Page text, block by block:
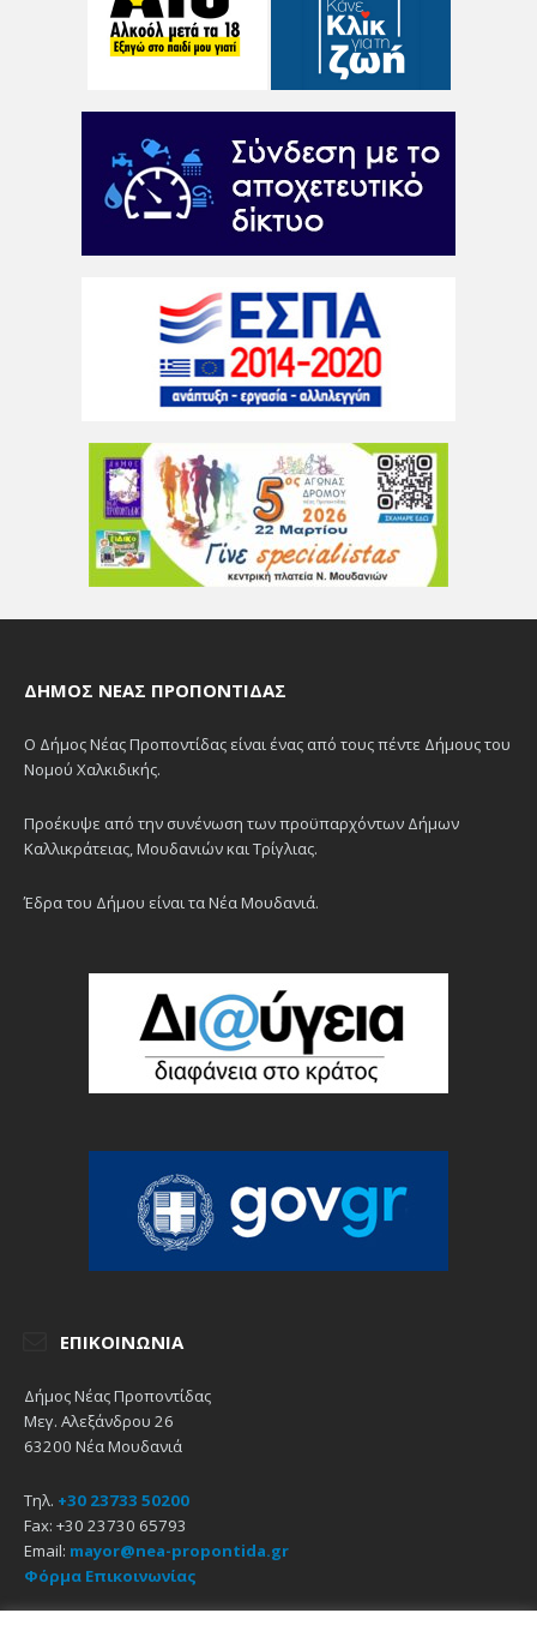
ΔΉΜΟΣ ΝΈΑΣ ΠΡΟΠΟΝΤΊΔΑΣ
Ο Δήμος Νέας Προποντίδας είναι ένας από τους πέντε Δήμους του
Νομού Χαλκιδικής.
Προέκυψε από την συνένωση των προϋπαρχόντων Δήμων
Καλλικράτειας, Μουδανιών και Τρίγλιας.
Έδρα του Δήμου είναι τα Νέα Μουδανιά.
ΕΠΙΚΟΙΝΩΝΊΑ
Δήμος Νέας Προποντίδας
Μεγ. Αλεξάνδρου 26
63200 Νέα Μουδανιά
Τηλ. +30 23733 50200
Fax: +30 23730 65793
Email: mayor@nea-propontida.gr
Φόρμα Επικοινωνίας